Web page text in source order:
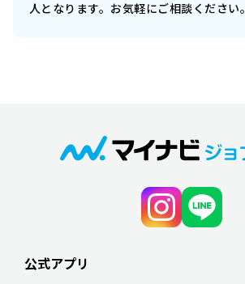
人となります。お気軽にご相談ください。
公式アプリ